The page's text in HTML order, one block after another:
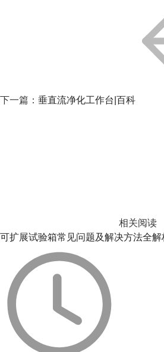
下一篇： 垂直流净化工作台|百科
相关阅读
可扩展试验箱常见问题及解决方法全解